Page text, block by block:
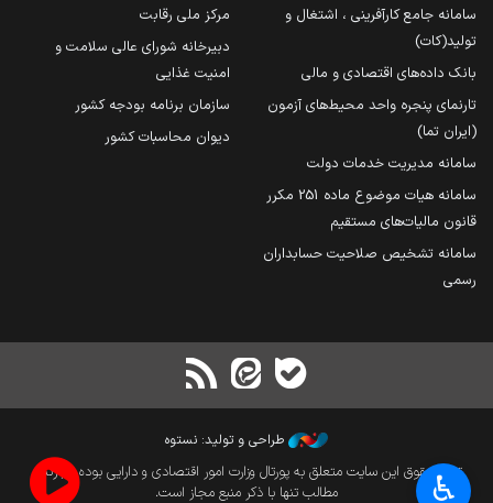
سامانه جامع کارآفرینی ، اشتغال و
تولید(کات)
بانک داده‌های اقتصادی و مالی
تارنمای پنجره واحد محیط‌های آزمون
(ایران تما)
سامانه مدیریت خدمات دولت
سامانه هیات موضوع ماده 251 مکرر
قانون مالیات‌های مستقیم
سامانه تشخیص صلاحیت حسابداران
رسمی
مرکز ملی رقابت
دبیرخانه شورای عالی سلامت و
امنیت غذایی
سازمان برنامه بودجه کشور
دیوان محاسبات کشور
طراحی و تولید: نستوه
تمام حقوق این سایت متعلق به پورتال وزارت امور اقتصادی و دارایی بوده و بازنشر
مطالب تنها با ذکر منبع مجاز است.
♿︎